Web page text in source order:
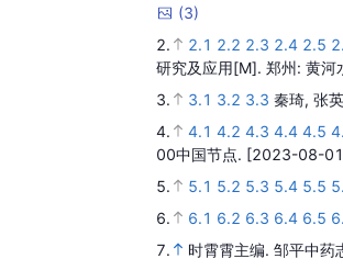
(3)
2.
2.1 2.2 2.3 2.4 2.5
研究及应用[M]. 郑州: 黄河
3.
3.1 3.2 3.3 秦琦, 张
4.
4.1 4.2 4.3 4.4 4.5
00中国节点. [2023-08-
5.
5.1 5.2 5.3 5.4 5.5
6.
6.1 6.2 6.3 6.4 6.5
7.
时霄霄主编. 邹平中药